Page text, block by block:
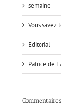
semaine
Vous savez
Editorial
Patrice de